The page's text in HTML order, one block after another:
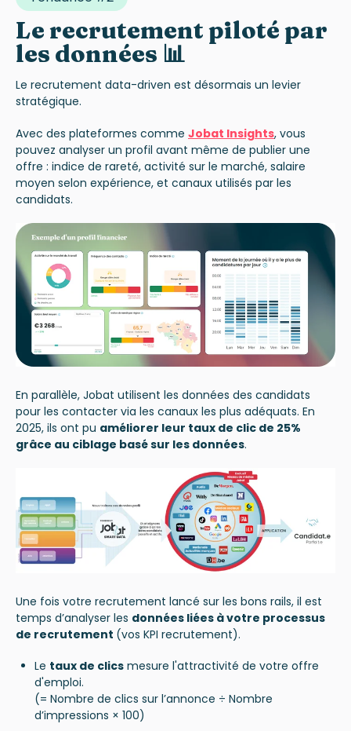
Le recrutement piloté par
les données 📊
Le recrutement data-driven est désormais un levier
stratégique.
Avec des plateformes comme Jobat Insights, vous
pouvez analyser un profil avant même de publier une
offre : indice de rareté, activité sur le marché, salaire
moyen selon expérience, et canaux utilisés par les
candidats.
En parallèle, Jobat utilisent les données des candidats
pour les contacter via les canaux les plus adéquats. En
2025, ils ont pu améliorer leur taux de clic de 25%
grâce au ciblage basé sur les données.
Une fois votre recrutement lancé sur les bons rails, il est
temps d’analyser les données liées à votre processus
de recrutement (vos KPI recrutement).
Le taux de clicsmesure l'attractivité de votre offre
d'emploi.
(= Nombre de clics sur l’annonce ÷ Nombre
d’impressions × 100)